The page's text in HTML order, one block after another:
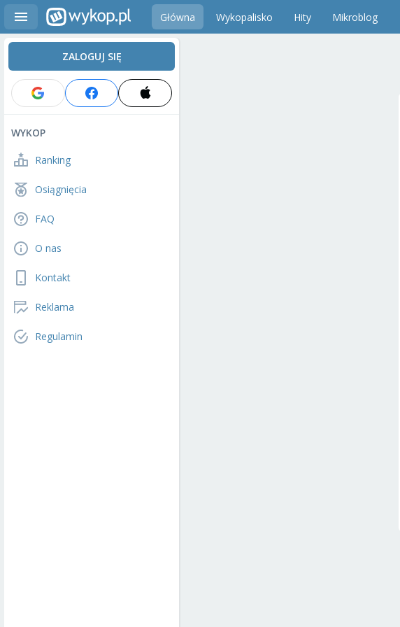
Główna Wykopalisko Hity Mikroblog
ZALOGUJ SIĘ
WYKOP
Ranking
Osiągnięcia
FAQ
O nas
Kontakt
Reklama
Regulamin